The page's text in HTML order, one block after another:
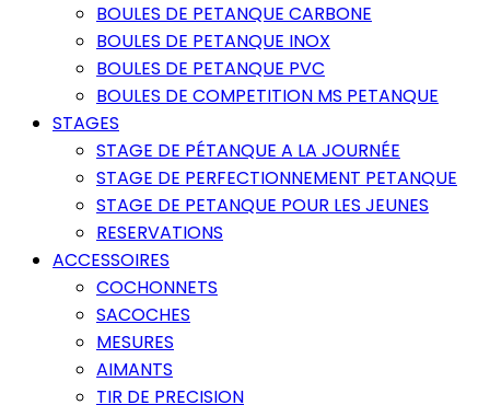
BOULES DE PETANQUE CARBONE
BOULES DE PETANQUE INOX
BOULES DE PETANQUE PVC
BOULES DE COMPETITION MS PETANQUE
STAGES
STAGE DE PÉTANQUE A LA JOURNÉE
STAGE DE PERFECTIONNEMENT PETANQUE
STAGE DE PETANQUE POUR LES JEUNES
RESERVATIONS
ACCESSOIRES
COCHONNETS
SACOCHES
MESURES
AIMANTS
TIR DE PRECISION